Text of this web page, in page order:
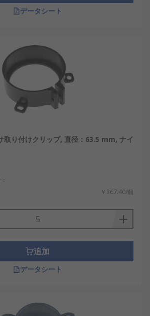
データシート
取り付けクリップ, 直径：63.5 mm, ナイ
￥367.40/個
追加
データシート